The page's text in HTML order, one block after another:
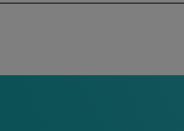
navigation
content
Nursing